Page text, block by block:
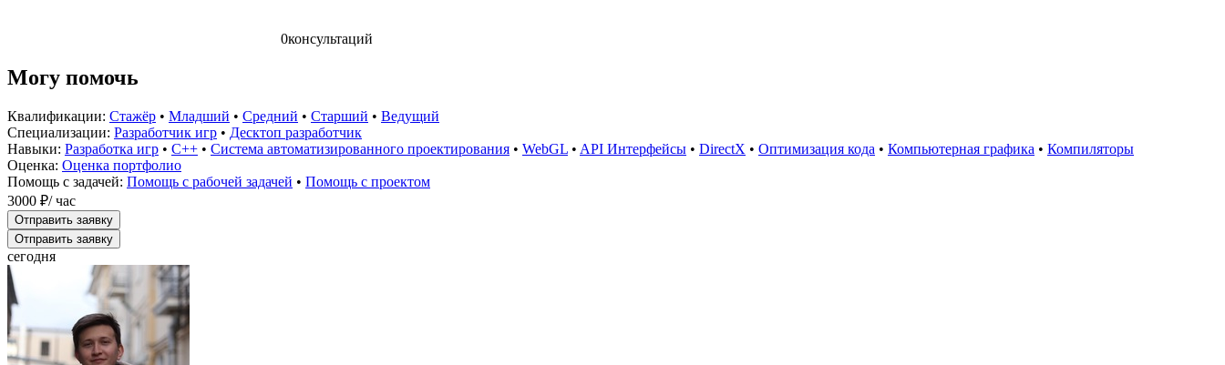
0консультаций
Могу помочь
Квалификации: Стажёр • Младший • Средний • Старший • Ведущий
Специализации: Разработчик игр • Десктоп разработчик
Навыки: Разработка игр • C++ • Система автоматизированного проектирования • WebGL • API Интерфейсы • DirectX • Оптимизация кода • Компьютерная графика • Компиляторы
Оценка: Оценка портфолио
Помощь с задачей: Помощь с рабочей задачей • Помощь с проектом
3000 ₽/ час
Отправить заявку
Отправить заявку
сегодня